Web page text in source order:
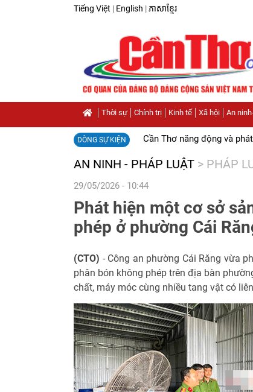
Tiếng Việt | English | ភាសាខ្មែរ
Thời sự Chính trị Kinh tế Xã hội An
DÒNG SỰ KIỆN Cần Thơ năng động và
AN NINH - PHÁP LUẬT > PHÁP
29/05/2026 - 10:44
Phát hiện một cơ sở
phép ở phường Cái
(CTO) - Công an phường Cái Răng vừa
phân bón không phép trên địa bàn
chất, máy móc cùng nhiều tang vật có